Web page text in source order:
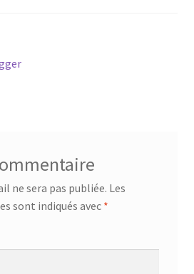
ne sera pas publiée. Les
sont indiqués avec *